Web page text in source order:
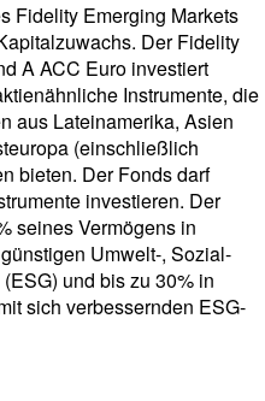
Fidelity Emerging Markets
Der Fidelity
A ACC Euro investiert
Instrumente, die
aus Lateinamerika, Asien
(einschließlich
bieten. Der Fonds darf
investieren. Der
seines Vermögens in
Umwelt-, Sozial-
und bis zu 30% in
sich verbessernden ESG-